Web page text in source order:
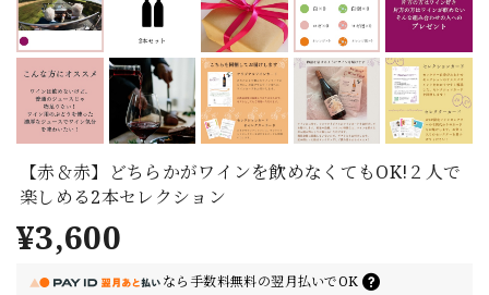
【赤＆赤】どちらかがワインを飲めなくてもOK!２人で
楽しめる2本セレクション
¥3,600
なら手数料無料の翌月払いでOK